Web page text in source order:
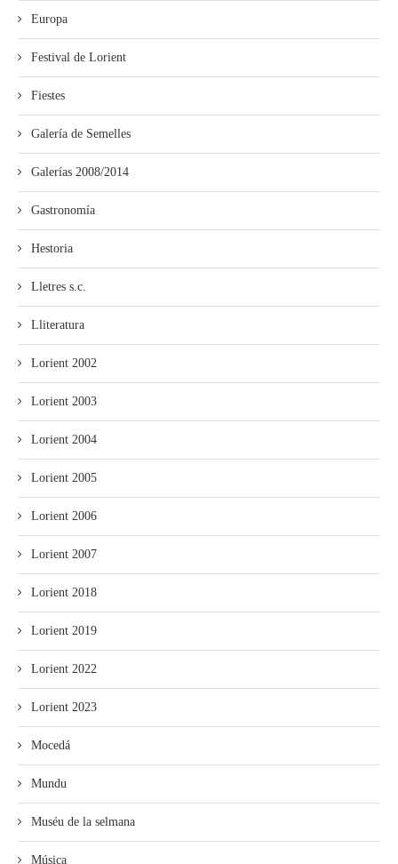
Europa
Festival de Lorient
Fiestes
Galería de Semelles
Galerías 2008/2014
Gastronomía
Hestoria
Lletres s.c.
Lliteratura
Lorient 2002
Lorient 2003
Lorient 2004
Lorient 2005
Lorient 2006
Lorient 2007
Lorient 2018
Lorient 2019
Lorient 2022
Lorient 2023
Mocedá
Mundu
Muséu de la selmana
Música